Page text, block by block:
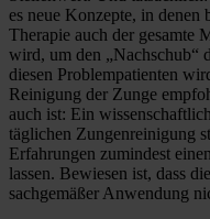
es neue Konzepte, in denen
Therapie auch der gesamte
wird, um den „Nachschub“
diesen Problempatienten
Reinigung der Zunge
auch ist: Ein
täglichen Zungenreinigung
Erfahrungen zumindest
lassen. Bewiesen ist, dass
sachgemäßer Anwendung